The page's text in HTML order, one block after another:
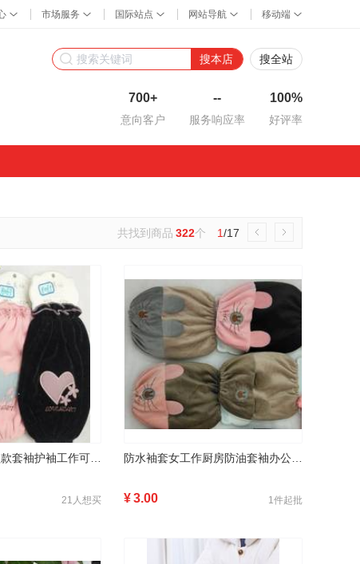
搜本店 搜全站
700+
意向客户
--
服务响应率
100%
好评率
共找到商品 322个 1/17
21人想买 ¥3.00 1件起批